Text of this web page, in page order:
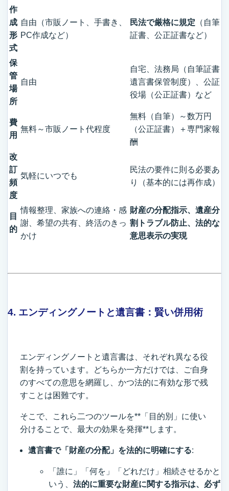
作
成
形
式
自由（市販ノート、手書き、
PC作成など）
民法で厳格に規定 （自筆
証書、公正証書など）
保
管
場
所
自由
自宅、法務局（自筆証書
遺言書保管制度）、公証
役場（公正証書）など
費
用
無料～市販ノート代程度
無料（自筆）～数万円
（公正証書）＋専門家報
酬
改
訂
頻
度
気軽にいつでも
民法の要件に則る必要あ
り（基本的には再作成）
目
的
情報整理、家族への連絡・感
謝、希望の共有、終活のきっ
かけ
財産の分配指示、遺産分
割トラブル防止、法的な
意思表示の実現
4. エンディングノートと遺言書：賢い併用術
エンディングノートと遺言書は、それぞれ異なる役
割を持っています。どちらか一方だけでは、ご自身
のすべての意思を網羅し、かつ法的に有効な形で残
すことは困難です。
そこで、これら二つのツールを**「目的別」に使い
分けることで、最大の効果を発揮**します。
遺言書で「財産の分配」を法的に明確にする:
「誰に」「何を」「どれだけ」相続させるかと
いう、 法的に重要な財産に関する指示は、必ず